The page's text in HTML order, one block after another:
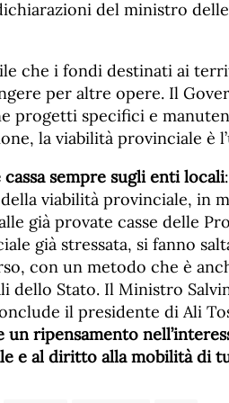
del ministro
che i fondi destinati ai
per altre opere. Il
progetti specifici e
la viabilità provinciale è
sempre sugli enti locali
viabilità provinciale, in
già provate casse delle
già stressata, si fanno
con un metodo che è
dello Stato. Il Ministro
il presidente di Ali
un ripensamento
e al diritto alla mobilità di